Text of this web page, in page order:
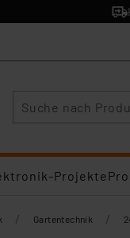
Projekte
/ Gartentechnik /